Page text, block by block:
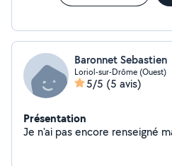
Baronnet Sebastien
Loriol-sur-Drôme (Ouest)
5/5 (5 avis)
Présentation